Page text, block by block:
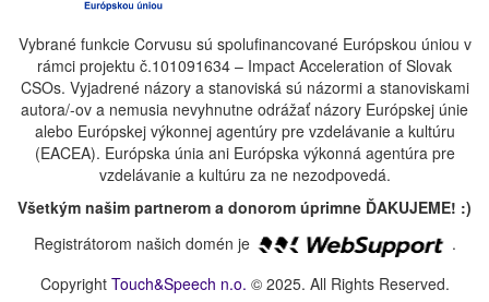
Vybrané funkcie Corvusu sú spolufinancované Európskou úniou v
rámci projektu č.101091634 – Impact Acceleration of Slovak
CSOs. Vyjadrené názory a stanoviská sú názormi a stanoviskami
autora/-ov a nemusia nevyhnutne odrážať názory Európskej únie
alebo Európskej výkonnej agentúry pre vzdelávanie a kultúru
(EACEA). Európska únia ani Európska výkonná agentúra pre
vzdelávanie a kultúru za ne nezodpovedá.
Všetkým našim partnerom a donorom úprimne ĎAKUJEME! :)
Registrátorom našich domén je
.
Copyright Touch&Speech n.o. © 2025. All Rights Reserved.